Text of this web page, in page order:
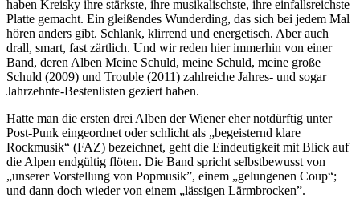
haben Kreisky ihre stärkste, ihre musikalischste, ihre einfallsreichste
Platte gemacht. Ein gleißendes Wunderding, das sich bei jedem Mal
hören anders gibt. Schlank, klirrend und energetisch. Aber auch
drall, smart, fast zärtlich. Und wir reden hier immerhin von einer
Band, deren Alben Meine Schuld, meine Schuld, meine große
Schuld (2009) und Trouble (2011) zahlreiche Jahres- und sogar
Jahrzehnte-Bestenlisten geziert haben.
Hatte man die ersten drei Alben der Wiener eher notdürftig unter
Post-Punk eingeordnet oder schlicht als „begeisternd klare
Rockmusik“ (FAZ) bezeichnet, geht die Eindeutigkeit mit Blick auf
die Alpen endgültig flöten. Die Band spricht selbstbewusst von
„unserer Vorstellung von Popmusik”, einem „gelungenen Coup“;
und dann doch wieder von einem „lässigen Lärmbrocken”.